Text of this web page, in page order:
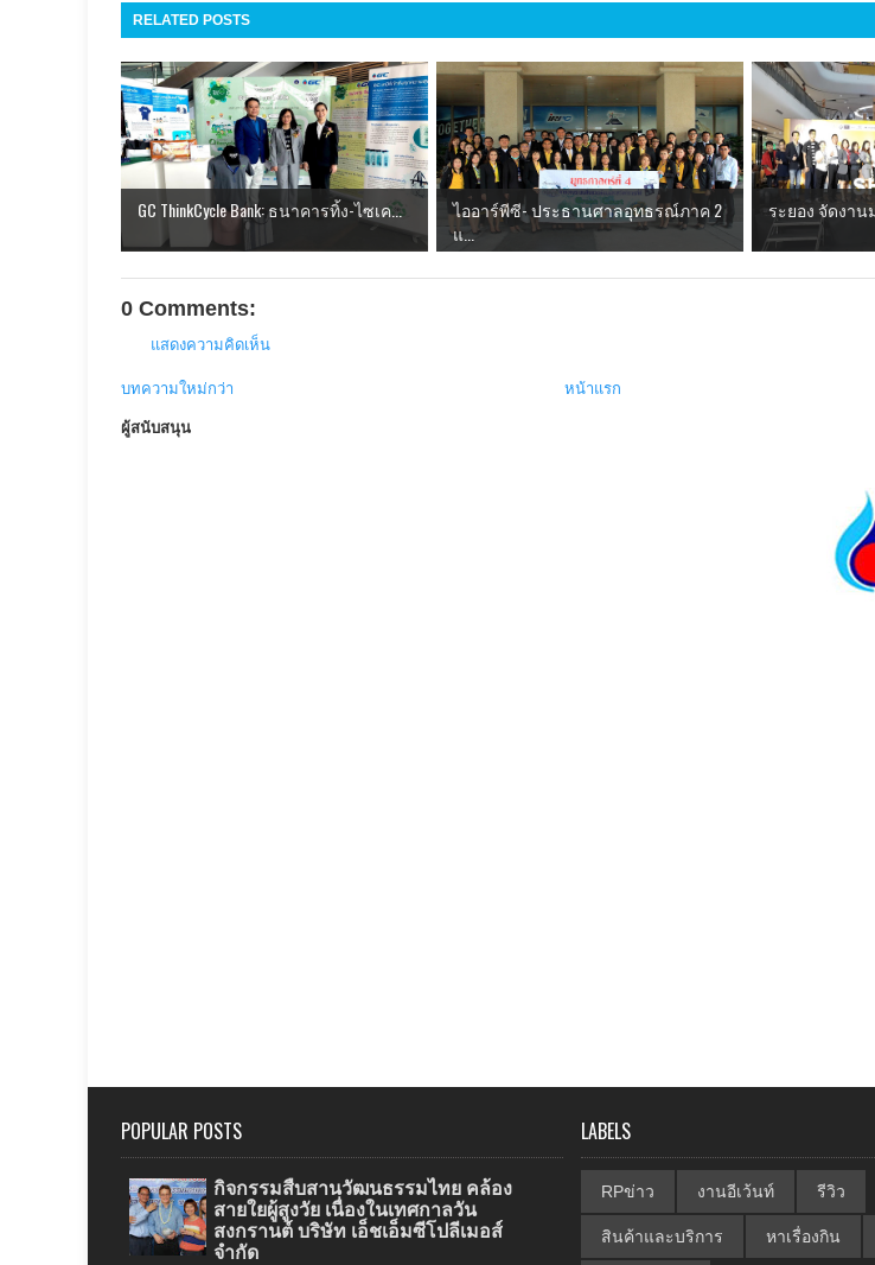
RELATED POSTS
GC ThinkCycle Bank: ธนาคารทิ้ง-ไซเค...
ไออาร์พีซี- ประธานศาลอุทธรณ์ภาค 2
แ...
ระยอง จัดงาน
0 Comments:
แสดงความคิดเห็น
บทความใหม่กว่า หน้าแรก
ผู้สนับสนุน
POPULAR POSTS
กิจกรรมสืบสานวัฒนธรรมไทย คล้อง
สายใยผู้สูงวัย เนื่องในเทศกาลวัน
สงกรานต์ บริษัท เอ็ชเอ็มซีโปลีเมอส์
จำกัด
LABELS
RPข่าว งานอีเว้นท์ รีวิว
สินค้าและบริการ หาเรื่องกิน